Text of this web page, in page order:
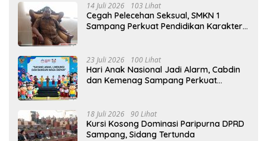
14 Juli 2026 103 Lihat
Cegah Pelecehan Seksual, SMKN 1
Sampang Perkuat Pendidikan Karakter
23 Juli 2026 100 Lihat
Hari Anak Nasional Jadi Alarm, Cabdin
dan Kemenag Sampang Perkuat
18 Juli 2026 90 Lihat
Kursi Kosong Dominasi Paripurna DPRD
Sampang, Sidang Tertunda